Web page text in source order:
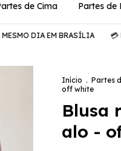
de Cima Partes de
DIA EM BRASÍLIA 💳
Início . Partes
off white
Blusa
alo -